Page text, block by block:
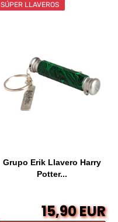
SÚPER LLAVEROS
Grupo Erik Llavero Harry
Potter...
15,90 EUR